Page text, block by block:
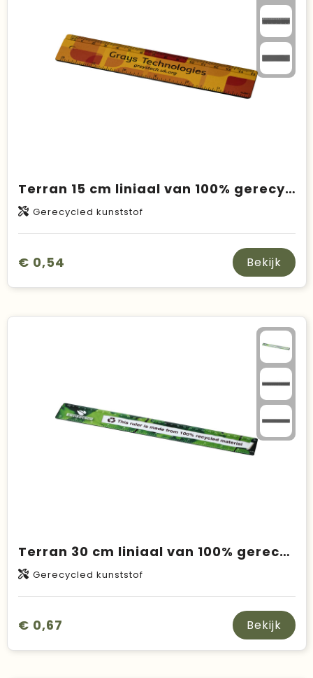
Made in Europe
Terran 15 cm liniaal van 100% gerecycled kunststof
Gerecycled kunststof
€ 0,54 Bekijk
Terran 30 cm liniaal van 100% gerecycled kunststof
Gerecycled kunststof
€ 0,67 Bekijk